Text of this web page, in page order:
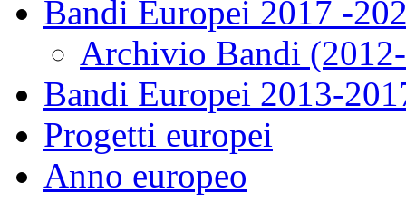
Bandi Europei 2017 -
Archivio Bandi
Bandi Europei 2013-
Progetti europei
Anno europeo